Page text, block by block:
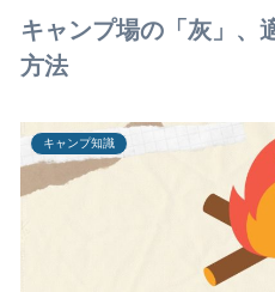
キャンプ場の「灰」、
方法
キャンプ知識